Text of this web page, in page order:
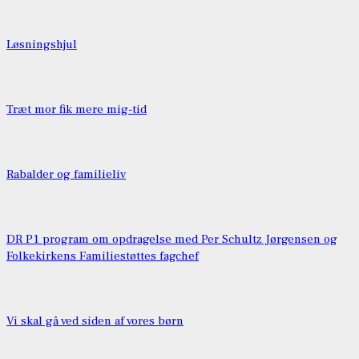
Løsningshjul
Træt mor fik mere mig-tid
Rabalder og familieliv
DR P1 program om opdragelse med Per Schultz Jørgensen og
Folkekirkens Familiestøttes fagchef
Vi skal gå ved siden af vores børn